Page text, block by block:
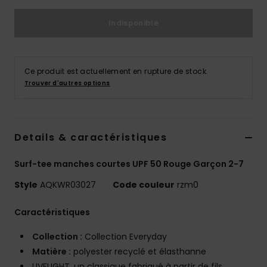
Ce produit est actuellement en rupture de stock.
Trouver d'autres options
Details & caractéristiques
Surf-tee manches courtes UPF 50 Rouge Garçon 2-7
Style AQKWR03027 Code couleur rzm0
Caractéristiques
Collection : Collection Everyday
Matière : polyester recyclé et élasthanne